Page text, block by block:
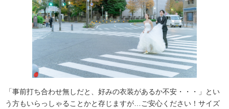
「事前打ち合わせ無しだと、好みの衣装があるか不安・・・」とい
う方もいらっしゃることかと存じますが…ご安心ください！サイズ